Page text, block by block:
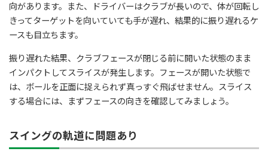
向があります。また、ドライバーはクラブが長いので、体が回転し
きってターゲットを向いていても手が遅れ、結果的に振り遅れるケ
ースも目立ちます。
振り遅れた結果、クラブフェースが閉じる前に開いた状態のまま
インパクトしてスライスが発生します。フェースが開いた状態で
は、ボールを正面に捉えられず真っすぐ飛ばせません。スライス
する場合には、まずフェースの向きを確認してみましょう。
スイングの軌道に問題あり